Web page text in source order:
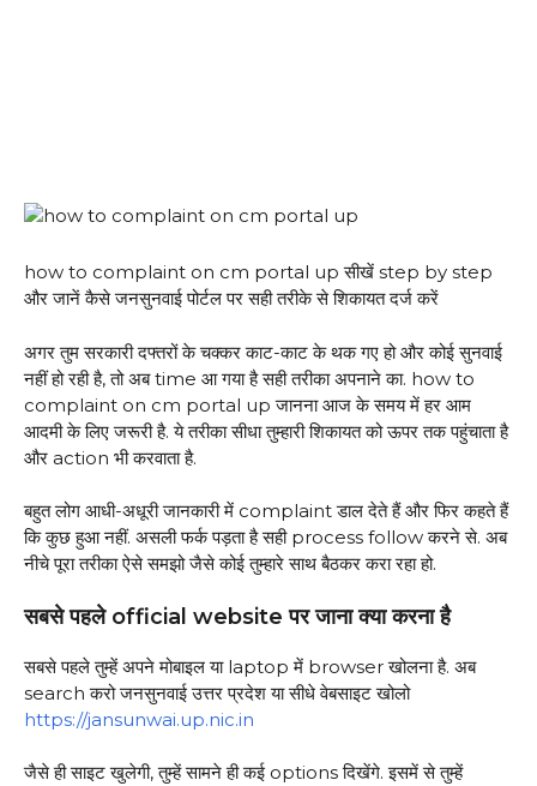
how to complaint on cm portal up सीखें step by step
और जानें कैसे जनसुनवाई पोर्टल पर सही तरीके से शिकायत दर्ज करें
अगर तुम सरकारी दफ्तरों के चक्कर काट-काट के थक गए हो और कोई सुनवाई
नहीं हो रही है, तो अब time आ गया है सही तरीका अपनाने का. how to
complaint on cm portal up जानना आज के समय में हर आम
आदमी के लिए जरूरी है. ये तरीका सीधा तुम्हारी शिकायत को ऊपर तक पहुंचाता है
और action भी करवाता है.
बहुत लोग आधी-अधूरी जानकारी में complaint डाल देते हैं और फिर कहते हैं
कि कुछ हुआ नहीं. असली फर्क पड़ता है सही process follow करने से. अब
नीचे पूरा तरीका ऐसे समझो जैसे कोई तुम्हारे साथ बैठकर करा रहा हो.
सबसे पहले official website पर जाना क्या करना है
सबसे पहले तुम्हें अपने मोबाइल या laptop में browser खोलना है. अब
search करो जनसुनवाई उत्तर प्रदेश या सीधे वेबसाइट खोलो
https://jansunwai.up.nic.in
जैसे ही साइट खुलेगी, तुम्हें सामने ही कई options दिखेंगे. इसमें से तुम्हें